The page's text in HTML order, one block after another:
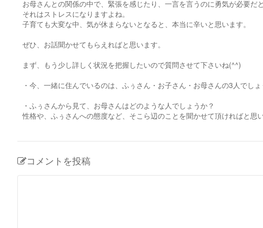
お母さんとの関係の中で、緊張を感じたり、一言を言うのに勇気が必要だと
それはストレスになりますよね。
子育ても大変な中、気が休まらないとなると、本当に辛いと思います。
ぜひ、お話聞かせてもらえればと思います。
まず、もう少し詳しく状況を把握したいので質問させて下さいね(^^)
・今、一緒に住んでいるのは、ふぅさん・お子さん・お母さんの3人でしょ
・ふぅさんから見て、お母さんはどのような人でしょうか？
性格や、ふぅさんへの態度など、そこら辺のことを聞かせて頂ければと思い
コメントを投稿